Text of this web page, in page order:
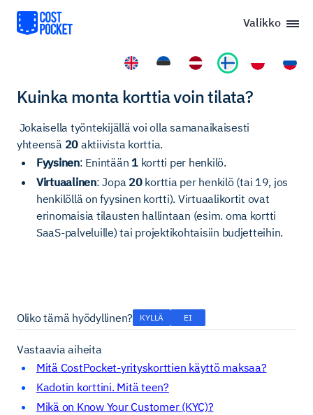
Valikko
Kuinka monta korttia voin tilata?
Jokaisella työntekijällä voi olla samanaikaisesti
yhteensä 20 aktiivista korttia.
Fyysinen: Enintään1kortti per henkilö.
Virtuaalinen: Jopa 20 korttia per henkilö (tai 19, jos
henkilöllä on fyysinen kortti). Virtuaalikortit ovat
erinomaisia tilausten hallintaan (esim. oma kortti
SaaS-palveluille) tai projektikohtaisiin budjetteihin.
Oliko tämä hyödyllinen? KYLLÄ EI
Vastaavia aiheita
Mitä CostPocket-yrityskorttien käyttö maksaa?
Kadotin korttini. Mitä teen?
Mikä on Know Your Customer (KYC)?